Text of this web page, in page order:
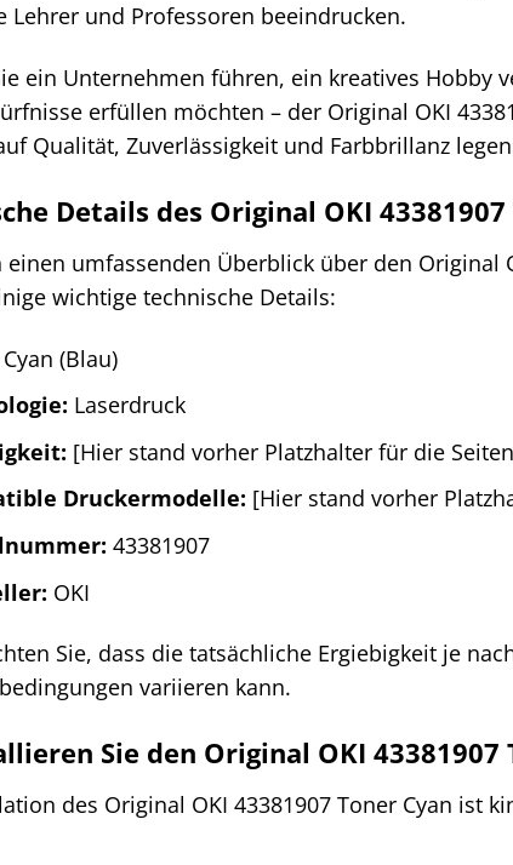
Lehrer und Professoren beeindrucken.
ein Unternehmen führen, ein kreatives Hobby
erfüllen möchten – der Original OKI
Qualität, Zuverlässigkeit und Farbbrillanz
Details des Original OKI
einen umfassenden Überblick über den Original
wichtige technische Details:
Cyan (Blau)
Laserdruck
[Hier stand vorher Platzhalter für die
Druckermodelle: [Hier stand vorher
43381907
OKI
Sie, dass die tatsächliche Ergiebigkeit je
variieren kann.
Sie den Original OKI 43381907
des Original OKI 43381907 Toner Cyan ist